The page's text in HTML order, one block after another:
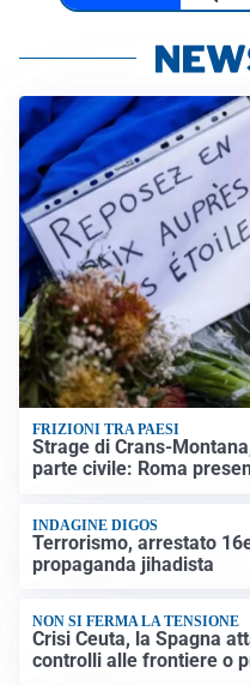
FRIZIONI TRA PAESI
Strage di Crans-
parte civile: Roma
INDAGINE DIGOS
Terrorismo, arrestato
propaganda jihadista
NON SI FERMA LA TENSIONE
Crisi Ceuta, la Spagna
controlli alle frontiere o